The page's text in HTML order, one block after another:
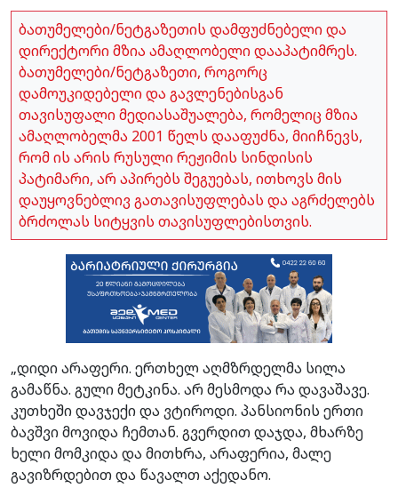
ბათუმელები/ნეტგაზეთის დამფუძნებელი და
დირექტორი მზია ამაღლობელი დააპატიმრეს.
ბათუმელები/ნეტგაზეთი, როგორც
დამოუკიდებელი და გავლენებისგან
თავისუფალი მედიასაშუალება, რომელიც მზია
ამაღლობელმა 2001 წელს დააფუძნა, მიიჩნევს,
რომ ის არის რუსული რეჟიმის სინდისის
პატიმარი, არ აპირებს შეგუებას, ითხოვს მის
დაუყოვნებლივ გათავისუფლებას და აგრძელებს
ბრძოლას სიტყვის თავისუფლებისთვის.
„დიდი არაფერი. ერთხელ აღმზრდელმა სილა
გამაწნა. გული მეტკინა. არ მესმოდა რა დავაშავე.
კუთხეში დავჯექი და ვტიროდი. პანსიონის ერთი
ბავშვი მოვიდა ჩემთან. გვერდით დაჯდა, მხარზე
ხელი მომკიდა და მითხრა, არაფერია, მალე
გავიზრდებით და წავალთ აქედანო.